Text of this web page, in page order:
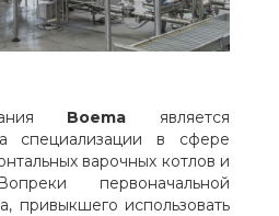
Boema является
специализации в сфере
варочных котлов и
первоначальной
привыкшего использовать